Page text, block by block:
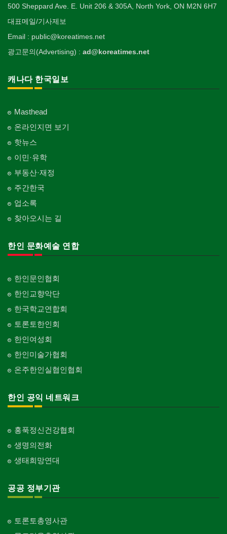
500 Sheppard Ave. E. Unit 206 & 305A, North York, ON M2N 6H7
대표메일/기사제보
Email : public@koreatimes.net
광고문의(Advertising) : ad@koreatimes.net
캐나다 한국일보
Masthead
온라인지면 보기
핫뉴스
이민·유학
부동산·재정
주간한국
업소록
찾아오시는 길
한인 문화예술 연합
한인문인협회
한인교향악단
한국학교연합회
토론토한인회
한인여성회
한인미술가협회
온주한인실협인협회
한인 공익 네트워크
홍푹정신건강협회
생명의전화
생태희망연대
공공 정부기관
토론토총영사관